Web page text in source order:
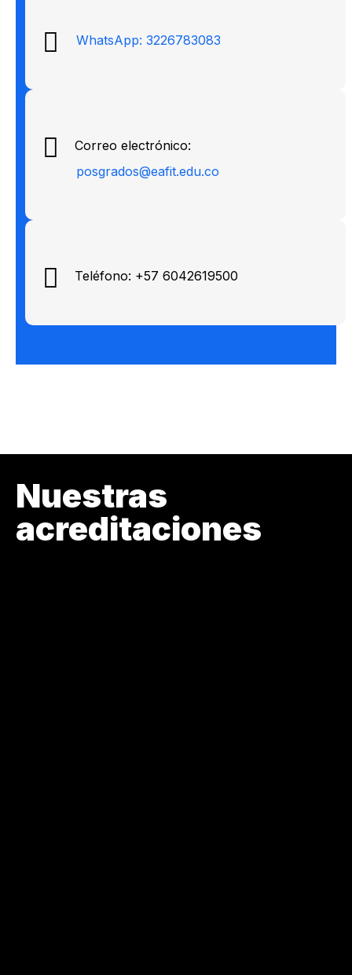
WhatsApp: 3226783083
Correo electrónico:
posgrados@eafit.edu.co
Teléfono: +57 6042619500
Nuestras
acreditaciones